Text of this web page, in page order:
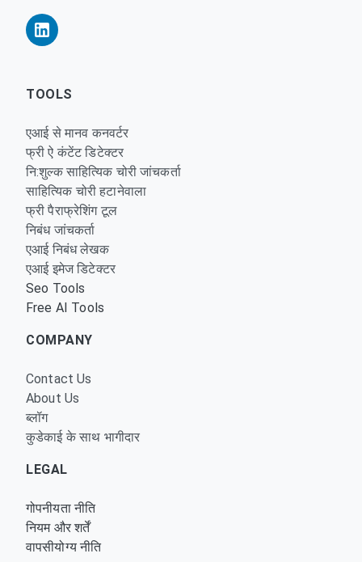
TOOLS
एआई से मानव कनवर्टर
फ्री ऐ कंटेंट डिटेक्टर
नि:शुल्क साहित्यिक चोरी जांचकर्ता
साहित्यिक चोरी हटानेवाला
फ्री पैराफ्रेशिंग टूल
निबंध जांचकर्ता
एआई निबंध लेखक
एआई इमेज डिटेक्टर
Seo Tools
Free AI Tools
COMPANY
Contact Us
About Us
ब्लॉग
कुडेकाई के साथ भागीदार
LEGAL
गोपनीयता नीति
नियम और शर्तें
वापसीयोग्य नीति